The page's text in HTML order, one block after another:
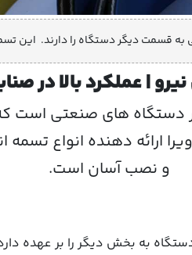
به قسمت دیگر دستگاه را دارند. این
| عملکرد بالا در
دستگاه های صنعتی است که
ارائه دهنده انواع تسمه
و نصب آسان است.
به بخش دیگر را بر عهده